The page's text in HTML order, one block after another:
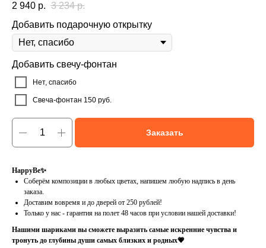
2 940 р. 3 234 р.
Добавить подарочную открытку
Добавить свечу-фонтан
Нет, спасибо
Свеча-фонтан 150 руб.
Заказать
HappyBe✨
Соберём композиции в любых цветах, напишем любую надпись в день
заказа.
Доставим вовремя и до дверей от 250 рублей!
Только у нас - гарантия на полет 48 часов при условии нашей доставки!
Нашими шариками вы сможете выразить самые искренние чувства и
тронуть до глубины души самых близких и родных💗